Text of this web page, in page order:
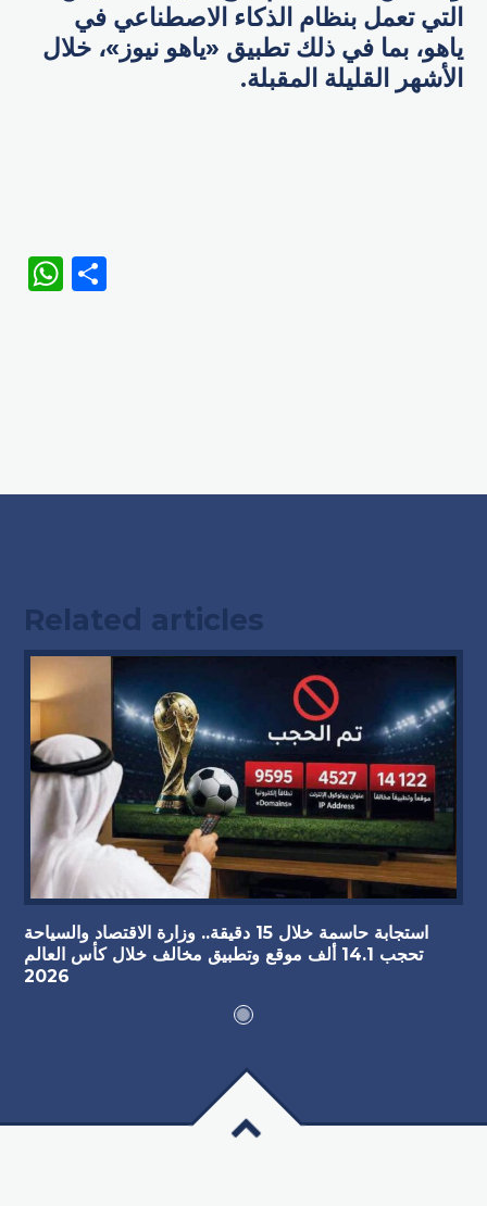
التي تعمل بنظام الذكاء الاصطناعي في
ياهو، بما في ذلك تطبيق «ياهو نيوز»، خلال
الأشهر القليلة المقبلة.
WhatsApp
Related articles
استجابة حاسمة خلال 15 دقيقة.. وزارة الاقتصاد والسياحة
تحجب 14.1 ألف موقع وتطبيق مخالف خلال كأس العالم
2026